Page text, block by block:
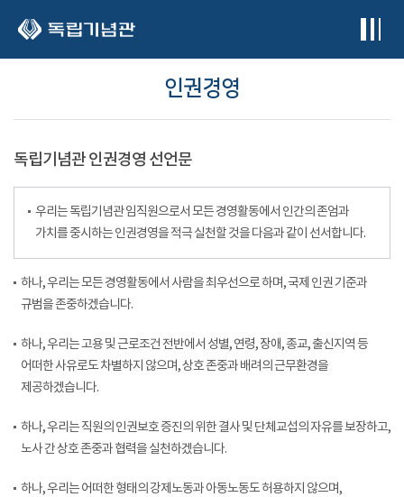
인권경영
독립기념관 인권경영 선언문
우리는 독립기념관 임직원으로서 모든 경영활동에서 인간의 존엄과
가치를 중시하는 인권경영을 적극 실천할 것을 다음과 같이 선서합니다.
하나, 우리는 모든 경영활동에서 사람을 최우선으로 하며, 국제 인권 기준과
규범을 존중하겠습니다.
하나, 우리는 고용 및 근로조건 전반에서 성별, 연령, 장애, 종교, 출신지역 등
어떠한 사유로도 차별하지 않으며, 상호 존중과 배려의 근무환경을
제공하겠습니다.
하나, 우리는 직원의 인권보호 증진의 위한 결사 및 단체교섭의 자유를 보장하고,
노사 간 상호 존중과 협력을 실천하겠습니다.
하나, 우리는 어떠한 형태의 강제노동과 아동노동도 허용하지 않으며,